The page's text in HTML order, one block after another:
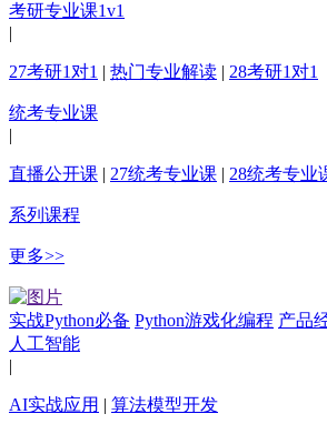
考研专业课1v1
|
27考研1对1 | 热门专业解读 | 28考研1对1
统考专业课
|
直播公开课 | 27统考专业课 | 28统考专业
系列课程
更多>>
实战Python必备 Python游戏化编程 产品
人工智能
|
AI实战应用 | 算法模型开发